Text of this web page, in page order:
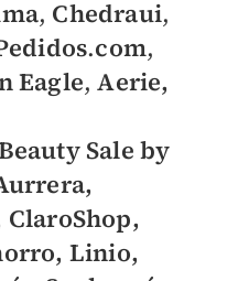
, Chedraui,
.com,
Eagle,Aerie,
Sale by
ClaroShop,
Linio,